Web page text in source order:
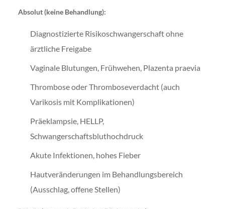
Absolut (keine Behandlung):
Diagnostizierte Risikoschwangerschaft ohne
ärztliche Freigabe
Vaginale Blutungen, Frühwehen, Plazenta praevia
Thrombose oder Thromboseverdacht (auch
Varikosis mit Komplikationen)
Präeklampsie, HELLP,
Schwangerschaftsbluthochdruck
Akute Infektionen, hohes Fieber
Hautveränderungen im Behandlungsbereich
(Ausschlag, offene Stellen)